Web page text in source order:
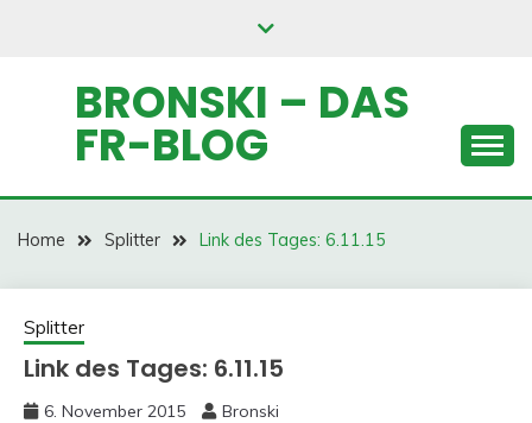
BRONSKI – DAS
FR-BLOG
Home Splitter Link des Tages: 6.11.15
Splitter
Link des Tages: 6.11.15
6. November 2015 Bronski